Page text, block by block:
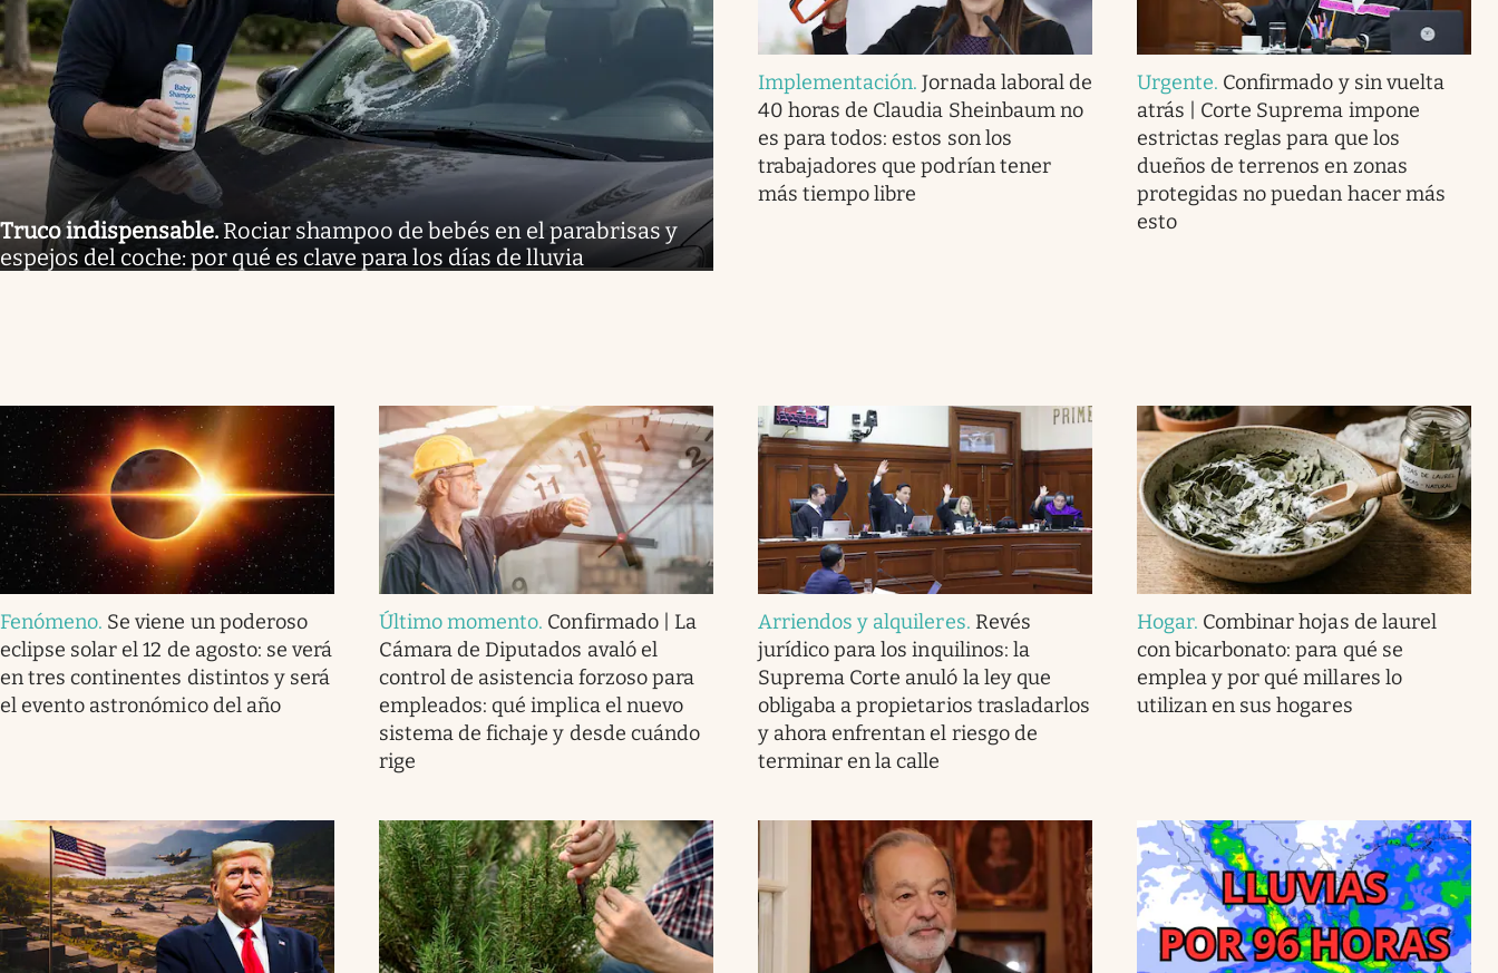
Truco indispensable.Rociar shampoo de bebés en el parabrisas y
espejos del coche: por qué es clave para los días de lluvia
Implementación.Jornada laboral de
40 horas de Claudia Sheinbaum no
es para todos: estos son los
trabajadores que podrían tener
más tiempo libre
Urgente. Confirmado y sin vuelta
atrás | Corte Suprema impone
estrictas reglas para que los
dueños de terrenos en zonas
protegidas no puedan hacer más
esto
Fenómeno. Se viene un poderoso
eclipse solar el 12 de agosto: se verá
en tres continentes distintos y será
el evento astronómico del año
Último momento. Confirmado | La
Cámara de Diputados avaló el
control de asistencia forzoso para
empleados: qué implica el nuevo
sistema de fichaje y desde cuándo
rige
Arriendos y alquileres. Revés
jurídico para los inquilinos: la
Suprema Corte anuló la ley que
obligaba a propietarios trasladarlos
y ahora enfrentan el riesgo de
terminar en la calle
Hogar. Combinar hojas de laurel
con bicarbonato: para qué se
emplea y por qué millares lo
utilizan en sus hogares